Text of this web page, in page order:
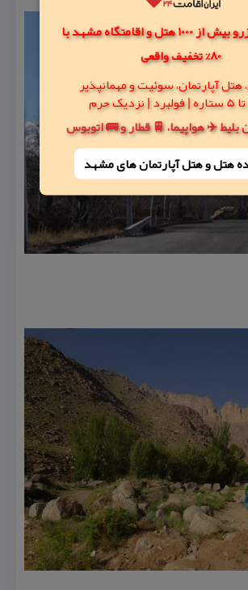
🎁 امکان رزرو بیش از 1000 هتل و اقامتگاه مشهد با
80% تخفیف واقعی
آپارتمان، سوئیت و مهمانپذیر
بلیط ✈️ هواپیما، 🚆 قطار و 🚌 اتوبوس
هتل و هتل‌ آپارتمان های مشهد